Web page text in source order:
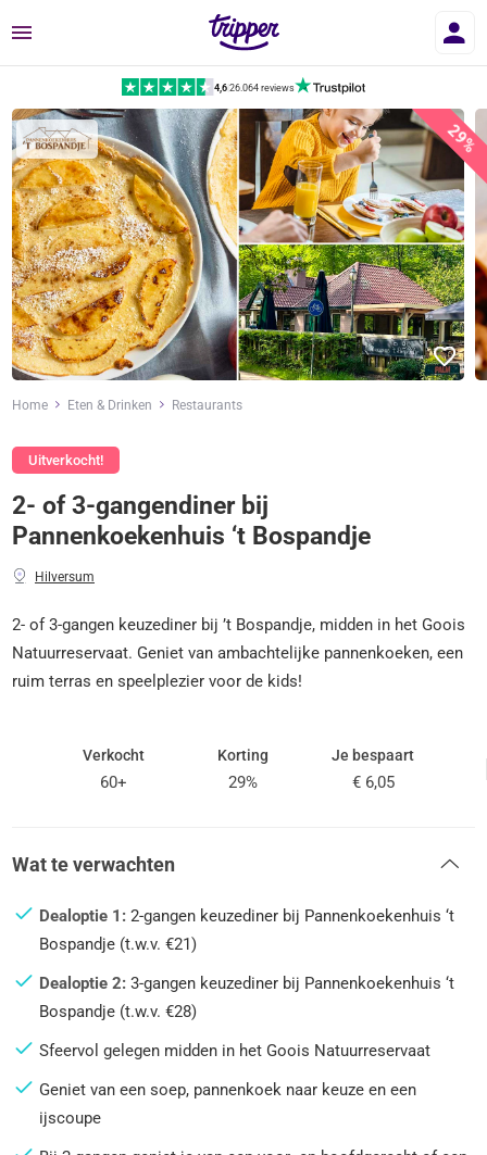
Menu
4,6|26.064 reviews
29%
Home Eten & Drinken Restaurants
Uitverkocht!
2- of 3-gangendiner bij
Pannenkoekenhuis ‘t Bospandje
Hilversum
2- of 3-gangen keuzediner bij ’t Bospandje, midden in het Goois
Natuurreservaat. Geniet van ambachtelijke pannenkoeken, een
ruim terras en speelplezier voor de kids!
Verkocht
60+
Korting
29%
Je bespaart
€ 6,05
Wat te verwachten
Dealoptie 1:2-gangen keuzediner bij Pannenkoekenhuis ‘t
Bospandje (t.w.v. €21)
Dealoptie 2:3-gangen keuzediner bij Pannenkoekenhuis ‘t
Bospandje (t.w.v. €28)
Sfeervol gelegen midden in het Goois Natuurreservaat
Geniet van een soep, pannenkoek naar keuze en een
ijscoupe